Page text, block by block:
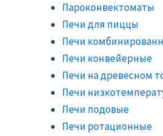
Пароконвектоматы
Печи для пиццы
Печи
Печи конвейерные
Печи на древесном
Печи
Печи подовые
Печи ротационные